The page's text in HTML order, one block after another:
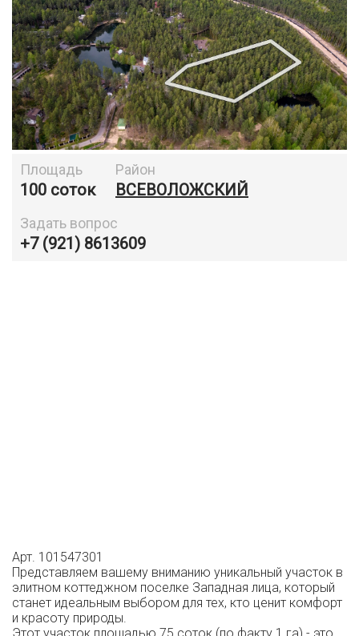
Площадь
100 соток
Район
ВСЕВОЛОЖСКИЙ
Задать вопрос
+7 (921) 8613609
Арт. 101547301
Представляем вашему вниманию уникальный участок в
элитном коттеджном поселке Западная лица, который
станет идеальным выбором для тех, кто ценит комфорт
и красоту природы.